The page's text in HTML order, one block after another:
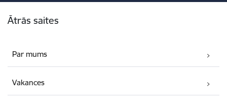
Ātrās saites
Par mums
Vakances